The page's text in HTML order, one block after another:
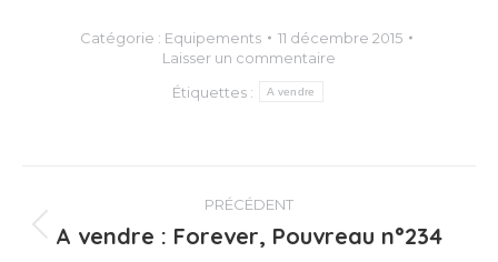
Catégorie : Equipements
11 décembre 2015
Laisser un commentaire
Étiquettes :
A vendre
Navigation
article
PRÉCÉDENT
Article
A vendre : Forever, Pouvreau n°234